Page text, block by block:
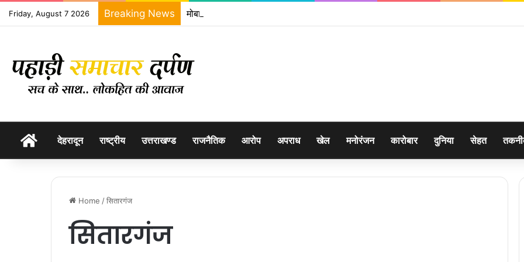
Friday, August 7 2026 Breaking News मोबाईल स्नैचिंग की घटना का 06 घंटे में दून पुलिस ने किया खुलासा
होम देहरादून राष्ट्रीय उत्तराखण्ड राजनैतिक आरोप अपराध खेल मनोरंजन कारोबार दुनिया सेहत
Home /सितारगंज
सितारगंज